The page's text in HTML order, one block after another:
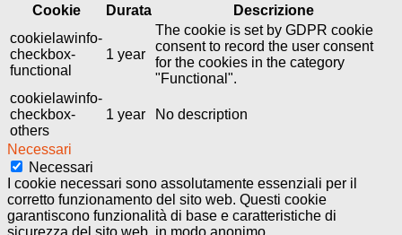
Cookie
Durata
Descrizione
cookielawinfo-
checkbox-
functional
1 year
The cookie is set by GDPR cookie
consent to record the user consent
for the cookies in the category
"Functional".
cookielawinfo-
checkbox-
others
1 year No description
Necessari
Necessari
I cookie necessari sono assolutamente essenziali per il
corretto funzionamento del sito web. Questi cookie
garantiscono funzionalità di base e caratteristiche di
sicurezza del sito web, in modo anonimo.